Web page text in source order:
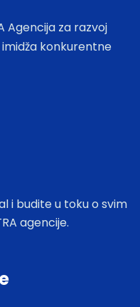
Agencija za razvoj
konkurentne
i budite u toku o svim
agencije.